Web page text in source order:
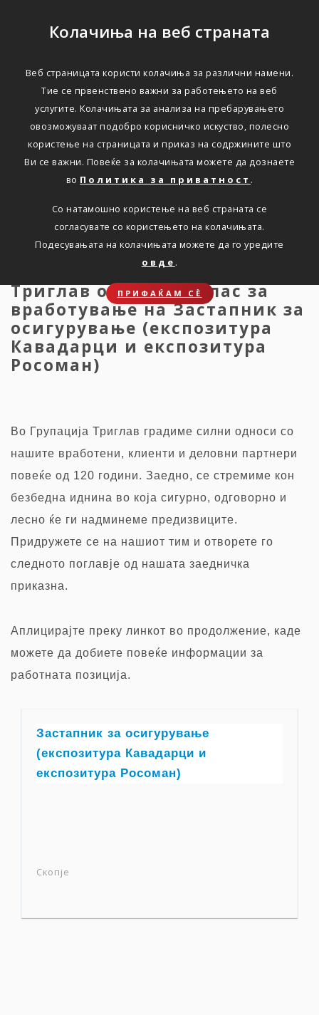
Колачиња на веб страната
Веб страницата користи колачиња за различни намени.
Тие се првенствено важни за работењето на веб
услугите. Колачињата за анализа на пребарувањето
овозможуваат подобро корисничко искуство, полесно
користење на страницата и приказ на содржините што
Ви се важни. Повеќе за колачињата можете да дознаете
во Политика за приватност .
Со натамошно користење на веб страната се
согласувате со користењето на колачињата.
Подесувањата на колачињата можете да го уредите
овде .
ПРИФАЌАМ СЀ
Триглав објавува оглас
за вработување на
Застапник за
осигурување
Оглас за вработување
Триглав објавува оглас за
вработување на Застапник за
осигурување (експозитура
Кавадарци и експозитура
Росоман)
Во Групација Триглав градиме силни односи со
нашите вработени, клиенти и деловни партнери
повеќе од 120 години. Заедно, се стремиме кон
безбедна иднина во која сигурно, одговорно и
лесно ќе ги надминеме предизвиците.
Придружете се на нашиот тим и отворете го
следното поглавје од нашата заедничка
приказна.
Аплицирајте преку линкот во продолжение, каде
можете да добиете повеќе информации за
работната позиција.
Застапник за осигурување
(експозитура Кавадарци и
експозитура Росоман)
Скопје